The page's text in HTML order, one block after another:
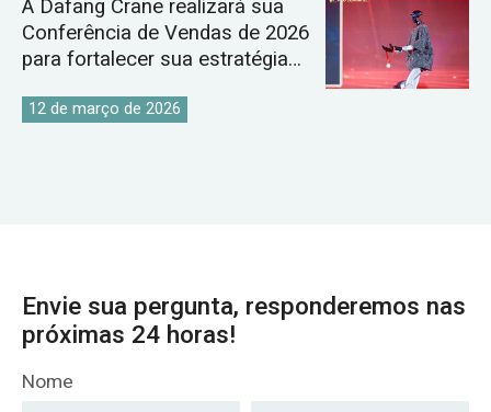
A Dafang Crane realizará sua
Conferência de Vendas de 2026
para fortalecer sua estratégia
guindastes.
12 de março de 2026
Envie sua pergunta, responderemos nas
próximas 24 horas!
Nome